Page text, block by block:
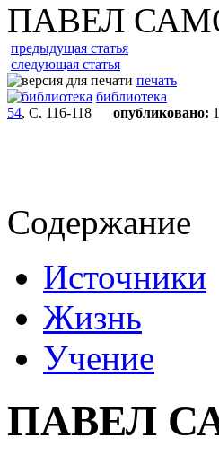
ПАВЕЛ
предыдущая статья
следующая статья
печать
библиотека
54, С. 116-118 опубликовано:
Содержание
Источники
Жизнь
Учение
ПАВЕЛ